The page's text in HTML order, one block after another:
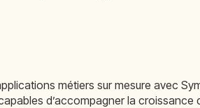
métiers sur mesure avec
d’accompagner la croissance